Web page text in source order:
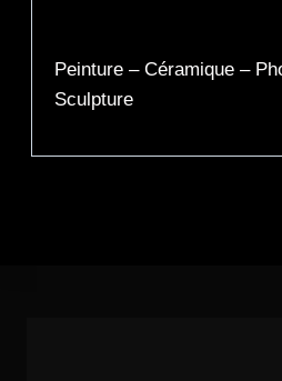
Peinture – Céramique –
Sculpture